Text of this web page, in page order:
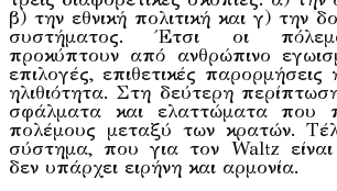
β) την εθνική πολιτική και γ) την
συστήματος. Έτσι οι
προκύπτουν από ανθρώπινο
επιλογές, επιθετικές
ηλιθιότητα. Στη δεύτερη
σφάλματα και ελαττώματα που
πολέμους μεταξύ των κρατών.
σύστημα, που για τον Waltz
δεν υπάρχει ειρήνη και αρμονία.